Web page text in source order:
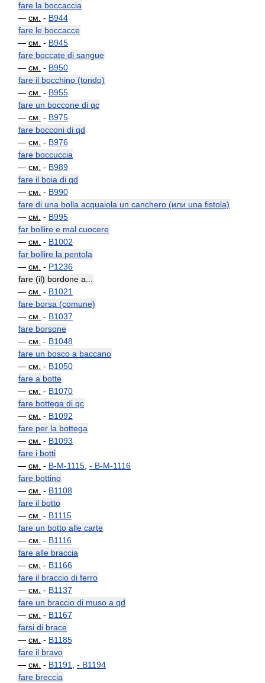
fare la boccaccia
— см. - B944
fare le boccacce
— см. - B945
fare boccate di sangue
— см. - B950
fare il bocchino (tondo)
— см. - B955
fare un boccone di qc
— см. - B975
fare bocconi di qd
— см. - B976
fare boccuccia
— см. - B989
fare il boia di qd
— см. - B990
fare di una bolla acquaiola un canchero (или una fistola)
— см. - B995
far bollire e mal cuocere
— см. - B1002
far bollire la pentola
— см. - P1236
fare (il) bordone a...
— см. - B1021
fare borsa (comune)
— см. - B1037
fare borsone
— см. - B1048
fare un bosco a baccano
— см. - B1050
fare a botte
— см. - B1070
fare bottega di qc
— см. - B1092
fare per la bottega
— см. - B1093
fare i botti
— см. - B-M-1115 - B-M-1116
fare bottino
— см. - B1108
fare il botto
— см. - B1115
fare un botto alle carte
— см. - B1116
fare alle braccia
— см. - B1166
fare il braccio di ferro
— см. - B1137
fare un braccio di muso a qd
— см. - B1167
farsi di brace
— см. - B1185
fare il bravo
— см. - B1191 - B1194
fare breccia